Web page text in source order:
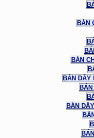
BÁN
BÁN
BÁN DÂY
BÁN
BÁN